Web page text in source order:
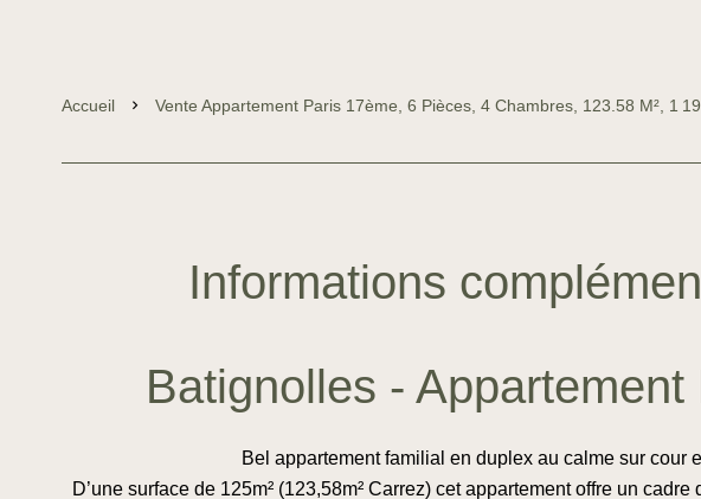
Accueil Vente Appartement Paris 17ème, 6 Pièces, 4 Chambres, 123.58 M², 1
Informations
Batignolles - Appartement
Bel appartement familial en duplex au calme sur cour
D’une surface de 125m² (123,58m² Carrez) cet appartement offre un